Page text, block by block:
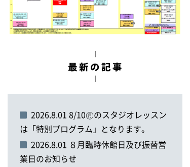
2026.8.01 8/10㊊のスタジオレッスン
は「特別プログラム」となります。
2026.8.01 ８月臨時休館日及び振替営
業日のお知らせ